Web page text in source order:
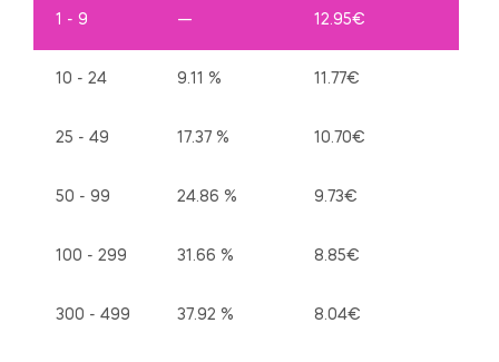
1 - 9 — 12.95€
10 - 24 9.11 % 11.77€
25 - 49 17.37 % 10.70€
50 - 99 24.86 % 9.73€
100 - 299 31.66 % 8.85€
300 - 499 37.92 % 8.04€